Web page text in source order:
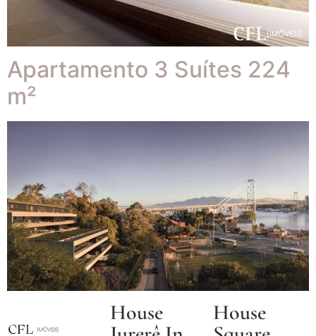
Apartamento 3 Suítes 224
m²
House
House